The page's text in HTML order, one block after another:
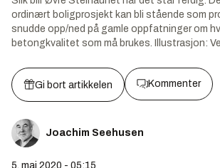
ordinært boligprosjekt kan bli stående som
snudde opp/ned på gamle oppfatninger om
betongkvalitet som må brukes.
Illustrasjon:
Gi bort artikkelen Kommenter
Joachim Seehusen
5. mai 2020 - 05:15